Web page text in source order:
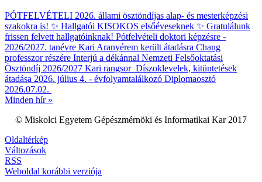
PÓTFELVÉTELI 2026. állami ösztöndíjas alap- és mesterképzési
szakokra is! ✨ Hallgatói KISOKOS elsőéveseknek ✨ Gratulálunk
frissen felvett hallgatóinknak! Pótfelvételi doktori képzésre -
2026/2027. tanévre Kari Aranyérem került átadásra Chang
professzor részére Interjú a dékánnal Nemzeti Felsőoktatási
Ösztöndíj 2026/2027 Kari rangsor Díszoklevelek, kitüntetések
átadása 2026. július 4. - évfolyamtalálkozó Diplomaosztó
2026.07.02.
Minden hír »
© Miskolci Egyetem Gépészmérnöki és Informatikai Kar 2017
Oldaltérkép
Változások
RSS
Weboldal korábbi verziója